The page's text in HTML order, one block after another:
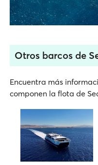
Otros barcos de
Encuentra más
componen la flota de